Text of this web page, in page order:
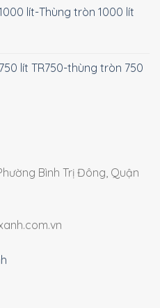
lít-Thùng tròn 1000 lít
lít TR750-thùng tròn 750
Bình Trị Đông, Quận